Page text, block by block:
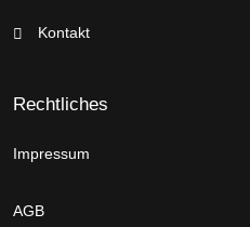
Kontakt
Rechtliches
Impressum
AGB